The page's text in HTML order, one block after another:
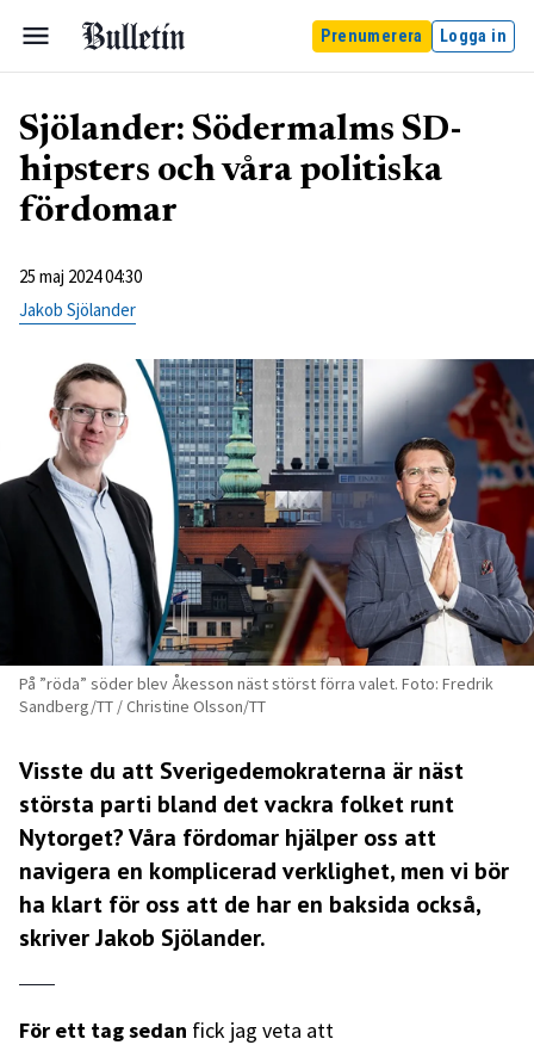
Prenumerera Logga in
Sjölander: Södermalms SD-
hipsters och våra politiska
fördomar
25 maj 2024 04:30
Jakob Sjölander
På ”röda” söder blev Åkesson näst störst förra valet. Foto: Fredrik
Sandberg/TT / Christine Olsson/TT
Visste du att Sverigedemokraterna är näst
största parti bland det vackra folket runt
Nytorget? Våra fördomar hjälper oss att
navigera en komplicerad verklighet, men vi bör
ha klart för oss att de har en baksida också,
skriver Jakob Sjölander.
För ett tag sedan fick jag veta att